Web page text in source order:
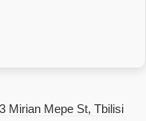
ზეთი)
Mepe St, Tbilisi